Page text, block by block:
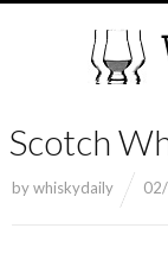
Scotch
bywhiskydaily